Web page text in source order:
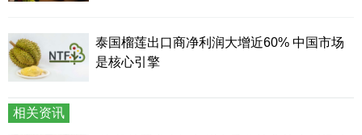
泰国榴莲出口商净利润大增近60% 中国市场
是核心引擎
相关资讯